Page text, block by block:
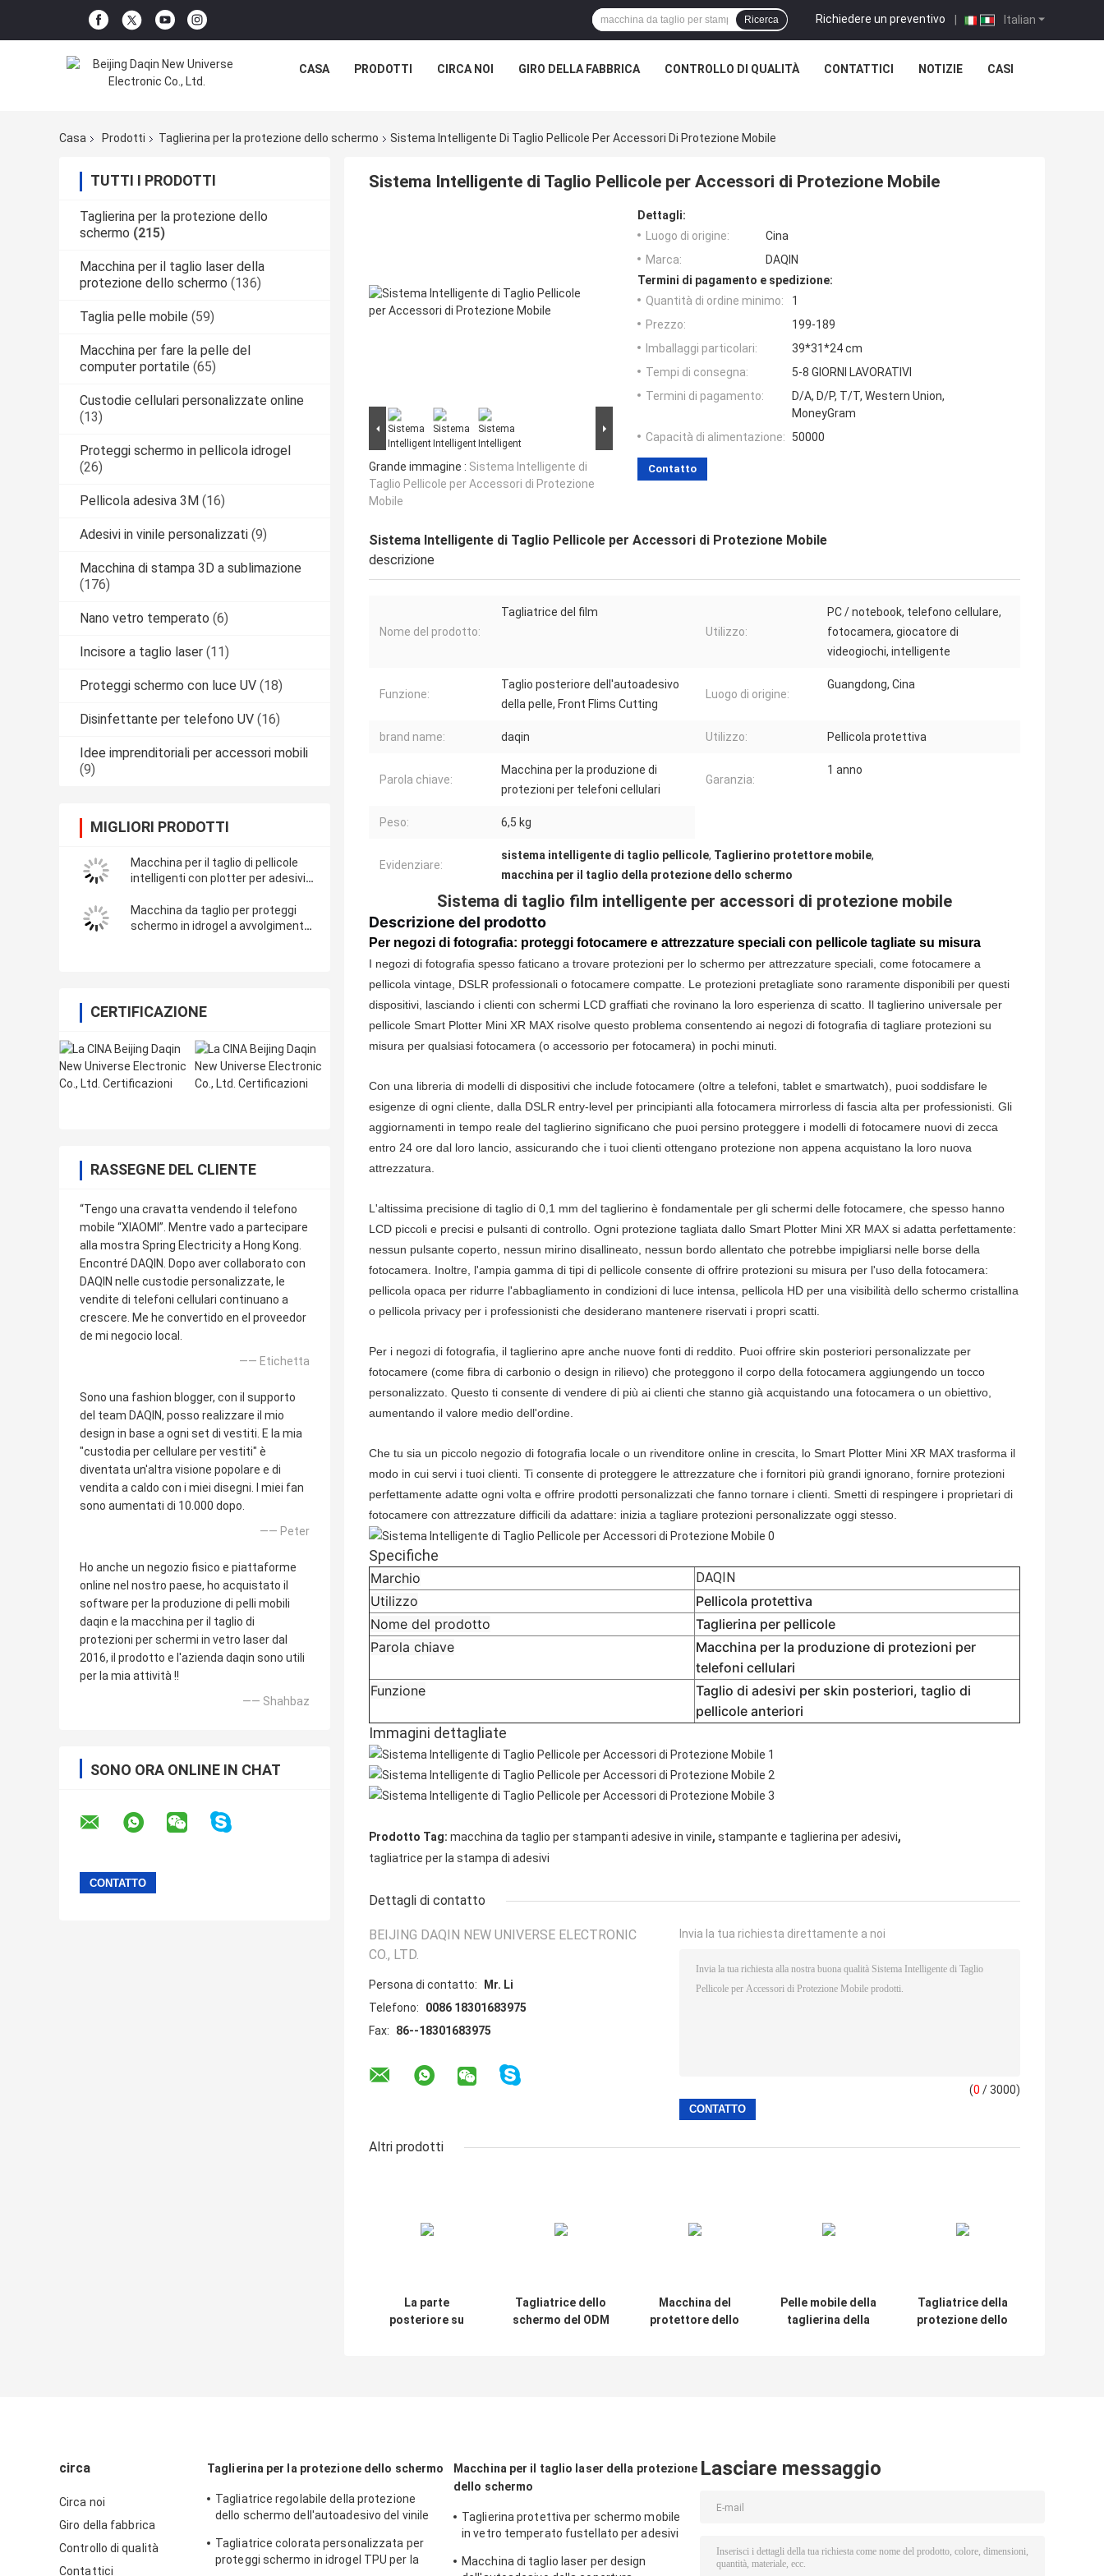
Italian
Richiedere un preventivo |
Ricerca
CASA PRODOTTI CIRCA NOI GIRO DELLA FABBRICA CONTROLLO DI QUALITÀ CONTATTICI NOTIZIE CASI
Casa Prodotti Taglierina per la protezione dello schermo Sistema Intelligente Di Taglio Pellicole Per Accessori Di Protezione Mobile
TUTTI I PRODOTTI
Taglierina per la protezione dello
schermo (215)
Macchina per il taglio laser della
protezione dello schermo (136)
Taglia pelle mobile (59)
Macchina per fare la pelle del
computer portatile (65)
Custodie cellulari personalizzate online
(13)
Proteggi schermo in pellicola idrogel
(26)
Pellicola adesiva 3M (16)
Adesivi in ​​vinile personalizzati (9)
Macchina di stampa 3D a sublimazione
(176)
Nano vetro temperato (6)
Incisore a taglio laser (11)
Proteggi schermo con luce UV (18)
Disinfettante per telefono UV (16)
Idee imprenditoriali per accessori mobili
(9)
MIGLIORI PRODOTTI
Macchina per il taglio di pellicole
intelligenti con plotter per adesivi
automatico con WiFi Bluetooth
Macchina da taglio per proteggi
schermo in idrogel a avvolgimento
CERTIFICAZIONE
RASSEGNE DEL CLIENTE
“Tengo una cravatta vendendo il telefono
mobile “XIAOMI”. Mentre vado a partecipare
alla mostra Spring Electricity a Hong Kong.
Encontré DAQIN. Dopo aver collaborato con
DAQIN nelle custodie personalizzate, le
vendite di telefoni cellulari continuano a
crescere. Me he convertido en el proveedor
de mi negocio local.
—— Etichetta
Sono una fashion blogger, con il supporto
del team DAQIN, posso realizzare il mio
design in base a ogni set di vestiti. E la mia
"custodia per cellulare per vestiti" è
diventata un'altra visione popolare e di
vendita a caldo con i miei disegni. I miei fan
sono aumentati di 10.000 dopo.
—— Peter
Ho anche un negozio fisico e piattaforme
online nel nostro paese, ho acquistato il
software per la produzione di pelli mobili
daqin e la macchina per il taglio di
protezioni per schermi in vetro laser dal
2016, il prodotto e l'azienda daqin sono utili
per la mia attività !!
—— Shahbaz
SONO ORA ONLINE IN CHAT
Sistema Intelligente di Taglio Pellicole per Accessori di Protezione Mobile
Grande immagine : Sistema Intelligente di
Taglio Pellicole per Accessori di Protezione
Mobile
Dettagli:
Luogo di origine:
Cina
Marca:
DAQIN
Termini di pagamento e spedizione:
Quantità di ordine minimo:
1
Prezzo:
199-189
Imballaggi particolari:
39*31*24 cm
Tempi di consegna:
5-8 GIORNI LAVORATIVI
Termini di pagamento:
D/A, D/P, T/T, Western Union,
MoneyGram
Capacità di alimentazione:
50000
Contatto
Sistema Intelligente di Taglio Pellicole per Accessori di Protezione Mobile
descrizione
Nome del prodotto:
Tagliatrice del film
Utilizzo:
PC / notebook, telefono cellulare,
fotocamera, giocatore di
videogiochi, intelligente
Funzione:
Taglio posteriore dell'autoadesivo
della pelle, Front Flims Cutting
Luogo di origine:
Guangdong, Cina
brand name: daqin Utilizzo: Pellicola protettiva
Parola chiave:
Macchina per la produzione di
protezioni per telefoni cellulari
Garanzia:
1 anno
Peso: 6,5 kg
Evidenziare:
sistema intelligente di taglio pellicole, Taglierino protettore mobile,
macchina per il taglio della protezione dello schermo
Sistema di taglio film intelligente per accessori di protezione mobile
Descrizione del prodotto
Per negozi di fotografia: proteggi fotocamere e attrezzature speciali con pellicole tagliate su misura
I negozi di fotografia spesso faticano a trovare protezioni per lo schermo per attrezzature speciali, come fotocamere a
pellicola vintage, DSLR professionali o fotocamere compatte. Le protezioni pretagliate sono raramente disponibili per questi
dispositivi, lasciando i clienti con schermi LCD graffiati che rovinano la loro esperienza di scatto. Il taglierino universale per
pellicole Smart Plotter Mini XR MAX risolve questo problema consentendo ai negozi di fotografia di tagliare protezioni su
misura per qualsiasi fotocamera (o accessorio per fotocamera) in pochi minuti.
Con una libreria di modelli di dispositivi che include fotocamere (oltre a telefoni, tablet e smartwatch), puoi soddisfare le
esigenze di ogni cliente, dalla DSLR entry-level per principianti alla fotocamera mirrorless di fascia alta per professionisti. Gli
aggiornamenti in tempo reale del taglierino significano che puoi persino proteggere i modelli di fotocamere nuovi di zecca
entro 24 ore dal loro lancio, assicurando che i tuoi clienti ottengano protezione non appena acquistano la loro nuova
attrezzatura.
L'altissima precisione di taglio di 0,1 mm del taglierino è fondamentale per gli schermi delle fotocamere, che spesso hanno
LCD piccoli e precisi e pulsanti di controllo. Ogni protezione tagliata dallo Smart Plotter Mini XR MAX si adatta perfettamente:
nessun pulsante coperto, nessun mirino disallineato, nessun bordo allentato che potrebbe impigliarsi nelle borse della
fotocamera. Inoltre, l'ampia gamma di tipi di pellicole consente di offrire protezioni su misura per l'uso della fotocamera:
pellicola opaca per ridurre l'abbagliamento in condizioni di luce intensa, pellicola HD per una visibilità dello schermo cristallina
o pellicola privacy per i professionisti che desiderano mantenere riservati i propri scatti.
Per i negozi di fotografia, il taglierino apre anche nuove fonti di reddito. Puoi offrire skin posteriori personalizzate per
fotocamere (come fibra di carbonio o design in rilievo) che proteggono il corpo della fotocamera aggiungendo un tocco
personalizzato. Questo ti consente di vendere di più ai clienti che stanno già acquistando una fotocamera o un obiettivo,
aumentando il valore medio dell'ordine.
Che tu sia un piccolo negozio di fotografia locale o un rivenditore online in crescita, lo Smart Plotter Mini XR MAX trasforma il
modo in cui servi i tuoi clienti. Ti consente di proteggere le attrezzature che i fornitori più grandi ignorano, fornire protezioni
perfettamente adatte ogni volta e offrire prodotti personalizzati che fanno tornare i clienti. Smetti di respingere i proprietari di
fotocamere con attrezzature difficili da adattare: inizia a tagliare protezioni personalizzate oggi stesso.
Specifiche
Marchio DAQIN
Utilizzo
Pellicola protettiva
Nome del prodotto
Taglierina per pellicole
Parola chiave
Macchina per la produzione di protezioni per
telefoni cellulari
Funzione
Taglio di adesivi per skin posteriori, taglio di
pellicole anteriori
Immagini dettagliate
Prodotto Tag: macchina da taglio per stampanti adesive in vinile, stampante e taglierina per adesivi,
tagliatrice per la stampa di adesivi
Dettagli di contatto
BEIJING DAQIN NEW UNIVERSE ELECTRONIC
CO., LTD.
Persona di contatto:
Mr. Li
Telefono:
0086 18301683975
Fax:
86--18301683975
Invia la tua richiesta direttamente a noi
(0 / 3000)
Altri prodotti
La parte
posteriore su
Tagliatrice dello
schermo del ODM
Macchina del
protettore dello
Pelle mobile della
taglierina della
Tagliatrice della
protezione dello
circa
Circa noi
Giro della fabbrica
Controllo di qualità
Contattici
Taglierina per la protezione dello schermo
Tagliatrice regolabile della protezione
dello schermo dell'autoadesivo del vinile
Tagliatrice colorata personalizzata per
proteggi schermo in idrogel TPU per la
Macchina per il taglio laser della protezione
dello schermo
Taglierina protettiva per schermo mobile
in vetro temperato fustellato per adesivi
Macchina di taglio laser per design
Lasciare messaggio